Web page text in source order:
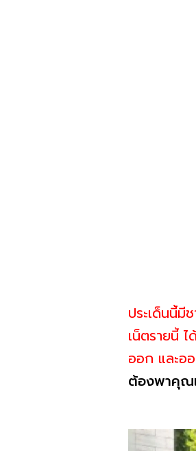
ประเด็นนี้
เน็ตรายนี้
ออก และอ
ต้องพาคุณ